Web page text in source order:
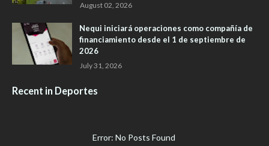
August 02, 2026
Nequi iniciará operaciones como compañía de
financiamiento desde el 1 de septiembre de
2026
July 31, 2026
Recent in Deportes
Error: No Posts Found